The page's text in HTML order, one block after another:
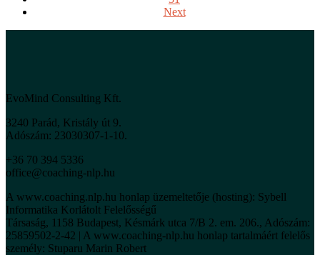
Next
EvoMind Consulting Kft.
3240 Parád, Kristály út 9.
Adószám: 23030307-1-10.
+36 70 394 5336
office@coaching-nlp.hu
A www.coaching.nlp.hu honlap üzemeltetője (hosting): Sybell
Informatika Korlátolt Felelősségű
Társaság, 1158 Budapest, Késmárk utca 7/B 2. em. 206., Adószám:
25859502-2-42 | A www.coaching-nlp.hu honlap tartalmáért felelős
személy: Stuparu Marin Robert